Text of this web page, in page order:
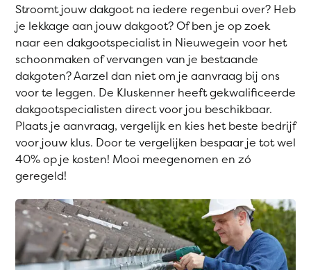
Stroomt jouw dakgoot na iedere regenbui over? Heb
je lekkage aan jouw dakgoot? Of ben je op zoek
naar een dakgootspecialist in Nieuwegein voor het
schoonmaken of vervangen van je bestaande
dakgoten? Aarzel dan niet om je aanvraag bij ons
voor te leggen. De Kluskenner heeft gekwalificeerde
dakgootspecialisten direct voor jou beschikbaar.
Plaats je aanvraag, vergelijk en kies het beste bedrijf
voor jouw klus. Door te vergelijken bespaar je tot wel
40% op je kosten! Mooi meegenomen en zó
geregeld!